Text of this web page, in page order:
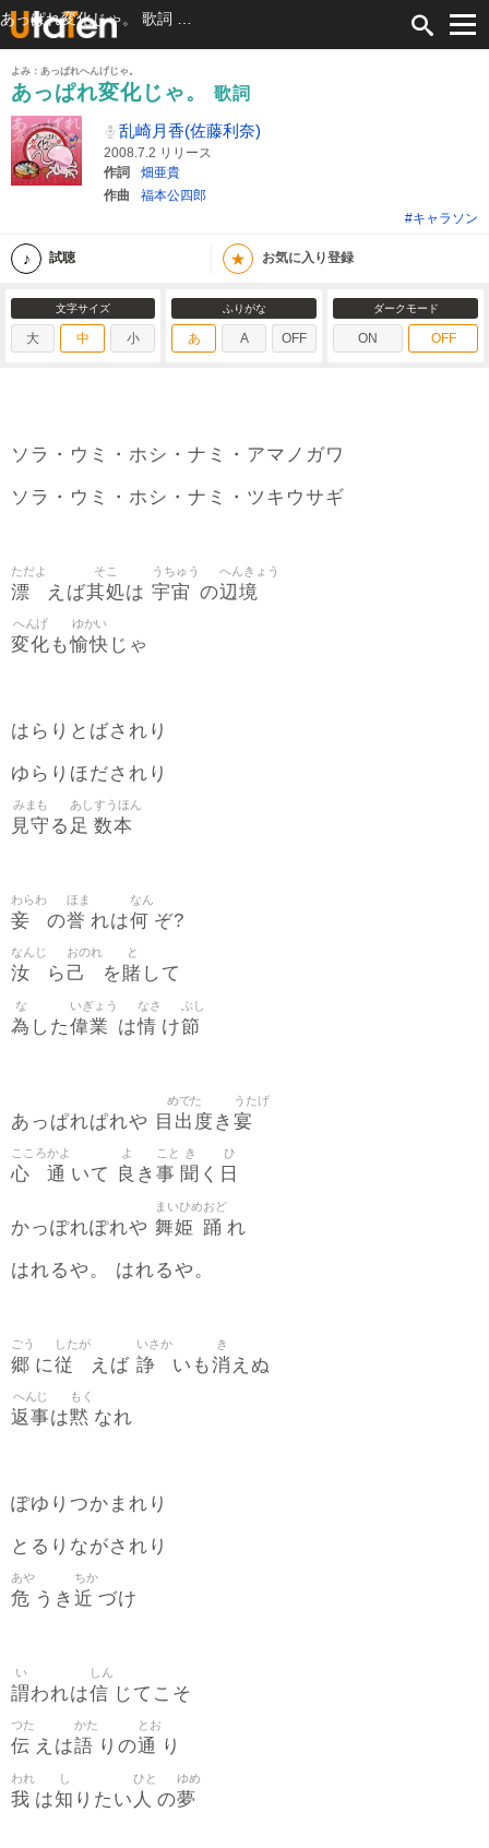
よみ：あっぱれへんげじゃ。
あっぱれ変化じゃ。
歌詞
乱崎月香(佐藤利奈)
2008.7.2 リリース
作詞
畑亜貴
作曲
福本公四郎
#キャラソン
試聴 ★ お気に入り登録
文字サイズ
大 中 小
ふりがな
あ A OFF
ダークモード
ON OFF
ソラ・ウミ・ホシ・ナミ・アマノガワ
ソラ・ウミ・ホシ・ナミ・ツキウサギ
漂
ただよ
えば其処
そこ
は 宇宙
うちゅう
の辺境
へんきょう
変化
へんげ
も愉快
ゆかい
じゃ
はらりとばされり
ゆらりほだされり
見守
みまも
る 足
あし
数本
すうほん
妾
わらわ
の誉
ほま
れは何
なん
ぞ?
汝
なんじ
ら 己
おのれ
を賭
と
して
為
な
した偉業
いぎょう
は情
なさ
け節
ぶし
あっぱれぱれや 目出度
めでた
き 宴
うたげ
心
こころ
通
かよ
いて 良
よ
き 事
こと
聞
き
く 日
ひ
かっぽれぽれや 舞姫
まいひめ
踊
おど
れ
はれるや。 はれるや。
郷
ごう
に従
したが
えば 諍
いさか
いも消
き
えぬ
返事
へんじ
は黙
もく
なれ
ぽゆりつかまれり
とるりながされり
危
あや
うき 近
ちか
づけ
謂
い
われは信
しん
じてこそ
伝
つた
えは語
かた
りの通
とお
り
我
われ
は知
し
りたい 人
ひと
の夢
ゆめ